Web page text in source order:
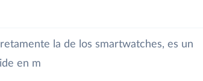
la de los smartwatches, es un
en m